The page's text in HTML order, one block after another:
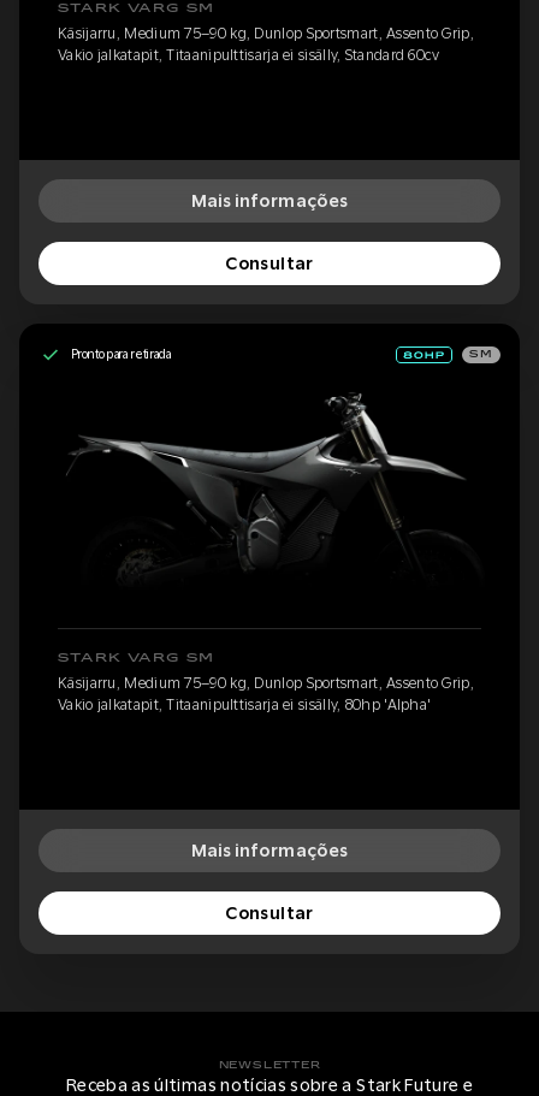
STARK VARG SM
Käsijarru, Medium 75–90 kg, Dunlop Sportsmart, Assento Grip,
Vakio jalkatapit, Titaanipulttisarja ei sisälly, Standard 60cv
Mais informações
Consultar
Pronto para retirada SM
STARK VARG SM
Käsijarru, Medium 75–90 kg, Dunlop Sportsmart, Assento Grip,
Vakio jalkatapit, Titaanipulttisarja ei sisälly, 80hp 'Alpha'
Mais informações
Consultar
NEWSLETTER
Receba as últimas notícias sobre a Stark Future e